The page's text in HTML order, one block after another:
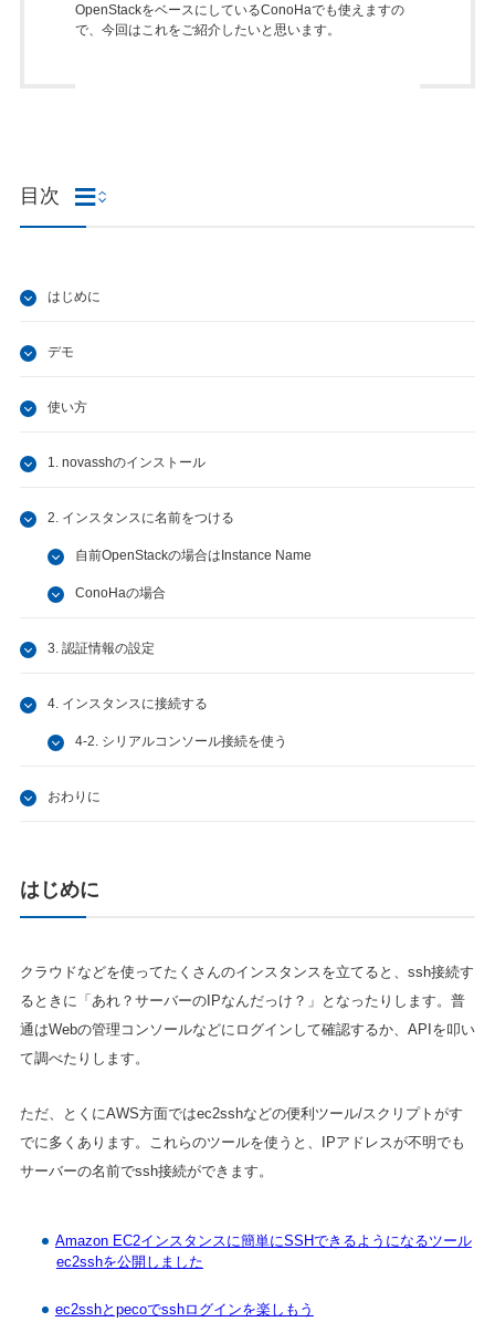
OpenStackをベースにしているConoHaでも使えますの
で、今回はこれをご紹介したいと思います。
目次
はじめに
デモ
使い方
1. novasshのインストール
2. インスタンスに名前をつける
自前OpenStackの場合はInstance Name
ConoHaの場合
3. 認証情報の設定
4. インスタンスに接続する
4-2. シリアルコンソール接続を使う
おわりに
はじめに
クラウドなどを使ってたくさんのインスタンスを立てると、ssh接続す
るときに「あれ？サーバーのIPなんだっけ？」となったりします。普
通はWebの管理コンソールなどにログインして確認するか、APIを叩い
て調べたりします。
ただ、とくにAWS方面ではec2sshなどの便利ツール/スクリプトがす
でに多くあります。これらのツールを使うと、IPアドレスが不明でも
サーバーの名前でssh接続ができます。
Amazon EC2インスタンスに簡単にSSHできるようになるツール
ec2sshを公開しました
ec2sshとpecoでsshログインを楽しもう